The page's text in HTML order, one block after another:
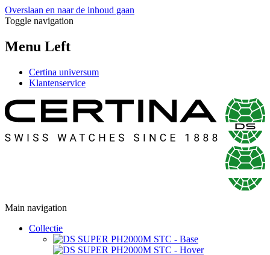
Overslaan en naar de inhoud gaan
Toggle navigation
Menu Left
Certina universum
Klantenservice
Main navigation
Collectie